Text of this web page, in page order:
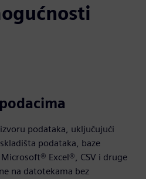
podataka, uključujući
podataka, baze
Microsoft® Excel®, CSV i druge
na datotekama bez